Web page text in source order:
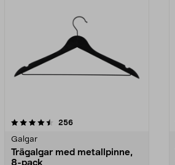
256recensioner
Galgar
Trägalgar med metallpinne,
8-pack
4.0av 5 stjärnor